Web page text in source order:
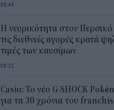
08:44
Η νευρικότητα στον Περσικό
τις διεθνείς αγορές κρατά
τιμές των καυσίμων
08:22
Casio: Το νέο G-SHOCK
για τα 30 χρόνια του